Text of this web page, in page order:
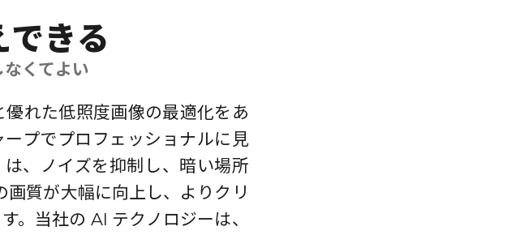
できる
くてよい
れた低照度画像の最適化をあ
プでプロフェッショナルに見
、ノイズを抑制し、暗い場所
質が大幅に向上し、よりクリ
。当社の AI テクノロジーは、